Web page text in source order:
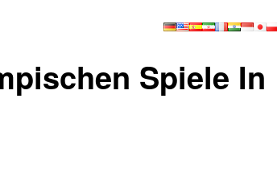
Spiele In